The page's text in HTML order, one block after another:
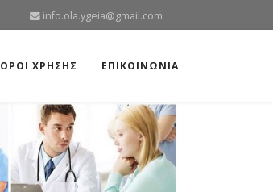
info.ola.ygeia@gmail.com
ΟΡΟΙ ΧΡΗΣΗΣ ΕΠΙΚΟΙΝΩΝΙΑ